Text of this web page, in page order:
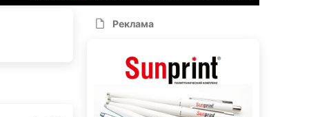
Реклама